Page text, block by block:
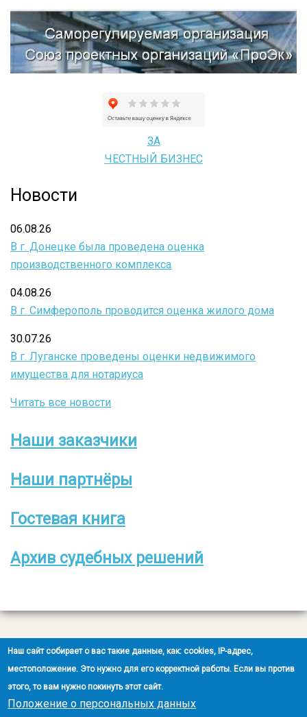
ЗА
ЧЕСТНЫЙ БИЗНЕС
Новости
06.08.26
В г. Донецке была проведена оценка
производственного комплекса
04.08.26
В г. Симферополь проводится оценка жилого дома
30.07.26
В г. Луганске проведены оценки недвижимого
имущества для нотариуса
Читать все новости
Боковое
меню
Наши заказчики
Наши партнёры
Гостевая книга
Архив судебных решений
Все права защищены
2008-2026 © ООО НЭОО «ЭКСПЕРТ»
Создание сайта- Ra-Don.ru
Наш сайт собирает о вас такие данные, как: cookies, IP-адрес,
местоположение. Это нужно для его корректной работы. Если вы против
этого, то вам нужно покинуть этот сайт.
Положение о персональных данных